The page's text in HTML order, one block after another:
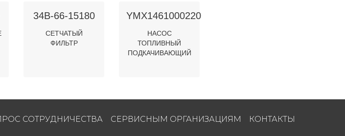
34B-66-15180
СЕТЧАТЫЙ
ФИЛЬТР
YMX1461000220
НАСОС
ТОПЛИВНЫЙ
ПОДКАЧИВАЮЩИЙ
СОТРУДНИЧЕСТВА СЕРВИСНЫМ ОРГАНИЗАЦИЯМ КОНТАКТЫ